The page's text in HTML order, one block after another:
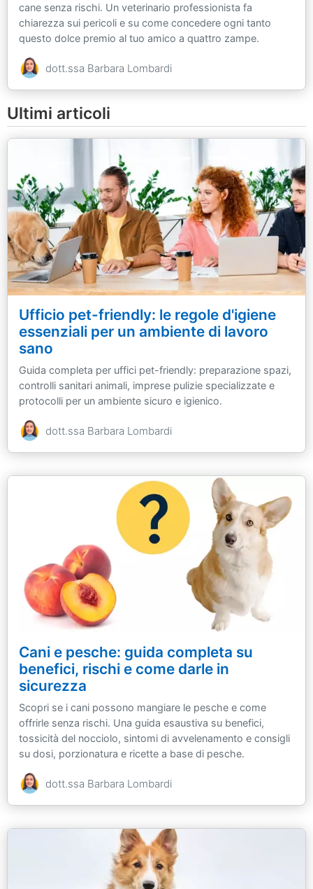
cane senza rischi. Un veterinario professionista fa
chiarezza sui pericoli e su come concedere ogni tanto
questo dolce premio al tuo amico a quattro zampe.
dott.ssa Barbara Lombardi
Ultimi articoli
Ufficio pet-friendly: le regole d'igiene
essenziali per un ambiente di lavoro
sano
Guida completa per uffici pet-friendly: preparazione spazi,
controlli sanitari animali, imprese pulizie specializzate e
protocolli per un ambiente sicuro e igienico.
dott.ssa Barbara Lombardi
Cani e pesche: guida completa su
benefici, rischi e come darle in
sicurezza
Scopri se i cani possono mangiare le pesche e come
offrirle senza rischi. Una guida esaustiva su benefici,
tossicità del nocciolo, sintomi di avvelenamento e consigli
su dosi, porzionatura e ricette a base di pesche.
dott.ssa Barbara Lombardi